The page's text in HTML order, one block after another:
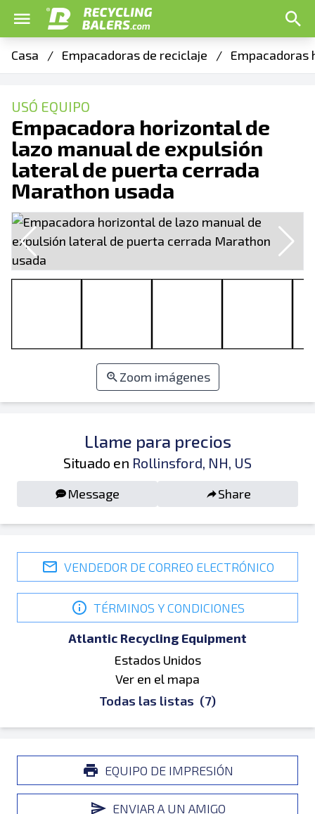
Casa / Empacadoras de reciclaje / Empacadoras
USÓ EQUIPO
Empacadora horizontal de
lazo manual de expulsión
lateral de puerta cerrada
Marathon usada
Zoom imágenes
Llame para precios
Situado en Rollinsford, NH, US
Message Share
VENDEDOR DE CORREO ELECTRÓNICO
TÉRMINOS Y CONDICIONES
Atlantic Recycling Equipment
Estados Unidos
Ver en el mapa
Todas las listas (7)
EQUIPO DE IMPRESIÓN
ENVIAR A UN AMIGO